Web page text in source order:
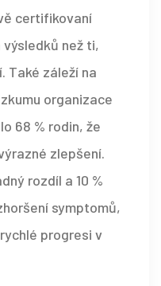
certifikovaní
než ti,
Také záleží na
organizace
68 % rodin, že
zlepšení.
rozdíl a 10 %
symptomů,
progresi v